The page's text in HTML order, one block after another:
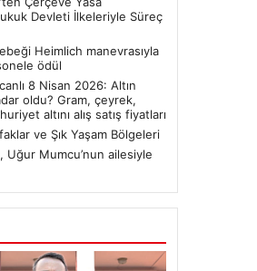
Devleti İlkeleriyle Süreç
Heimlich manevrasıyla
ödül
8 Nisan 2026: Altın
oldu? Gram, çeyrek,
altını alış satış fiyatları
ve Şık Yaşam Bölgeleri
Uğur Mumcu’nun ailesiyle